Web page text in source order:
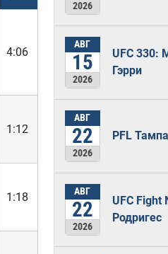
4:06
1:12
1:18
2026
АВГ
15
2026
UFC 330:
Гэрри
АВГ
22
2026
PFL
АВГ
22
2026
UFC Fight
Родригес